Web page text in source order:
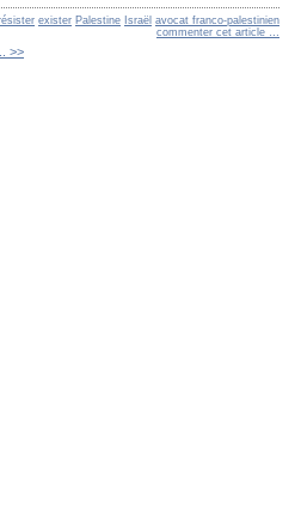
exister Palestine Israël avocat franco-palestinien
commenter cet article …
>>